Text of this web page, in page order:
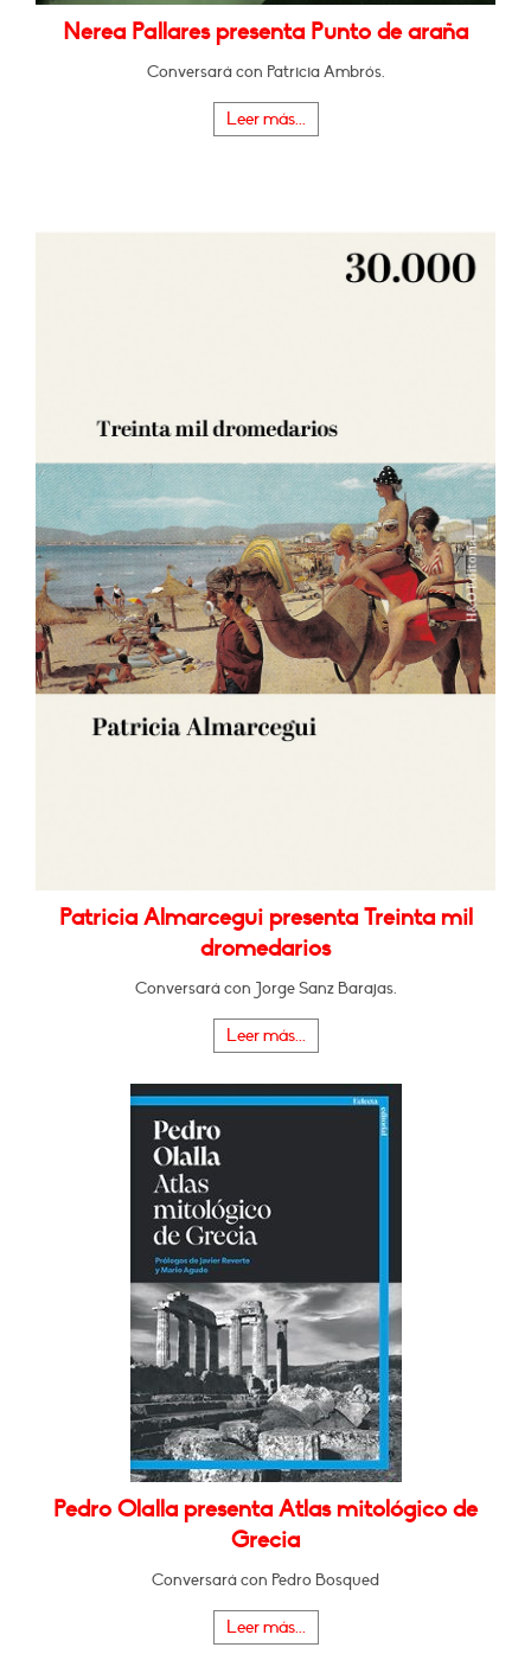
Nerea Pallares presenta Punto de araña
Conversará con Patricia Ambrós.
Leer más...
Patricia Almarcegui presenta Treinta mil
dromedarios
Conversará con Jorge Sanz Barajas.
Leer más...
Pedro Olalla presenta Atlas mitológico de
Grecia
Conversará con Pedro Bosqued
Leer más...